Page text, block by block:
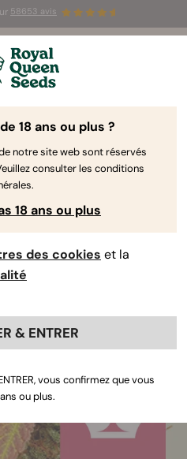
58653 avis
: jusqu'à -50 % sur
! ⏤
18 ans ou plus ?
notre site web sont réservés
consulter les conditions
18 ans ou plus
des cookies et la
& ENTRER
vous confirmez que vous
ou plus.